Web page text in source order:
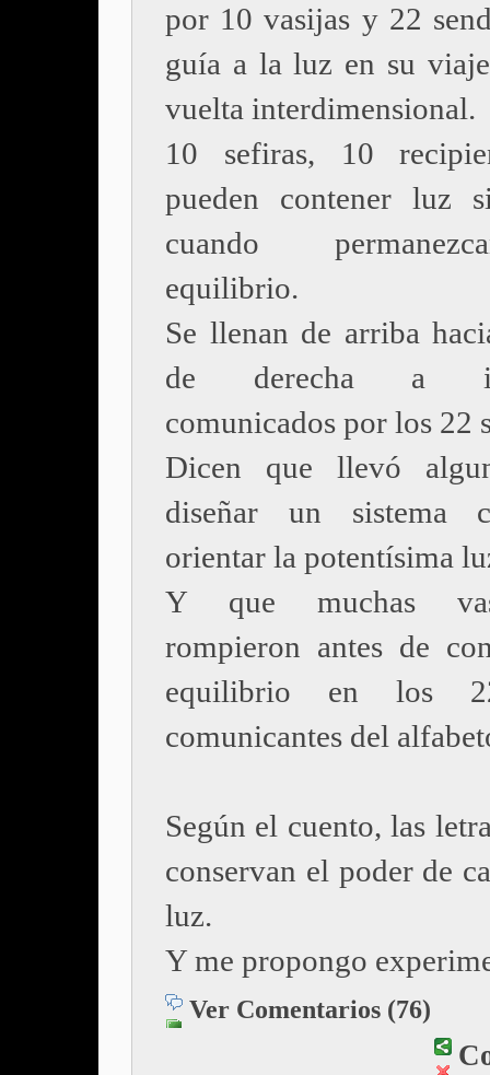
por 10 vasijas y 22
guía a la luz en su
vuelta interdimensional.
10 sefiras, 10
pueden contener luz
cuando
equilibrio.
Se llenan de arriba
de derecha a
comunicados por los 22
Dicen que llevó
diseñar un sistema
orientar la potentísima
Y que muchas
rompieron antes de
equilibrio en los
comunicantes del
Según el cuento, las
conservan el poder de
luz.
Y me propongo
Ver Comentarios (76)